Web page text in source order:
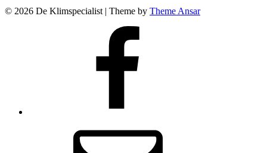
© 2026 De Klimspecialist | Theme by Theme Ansar